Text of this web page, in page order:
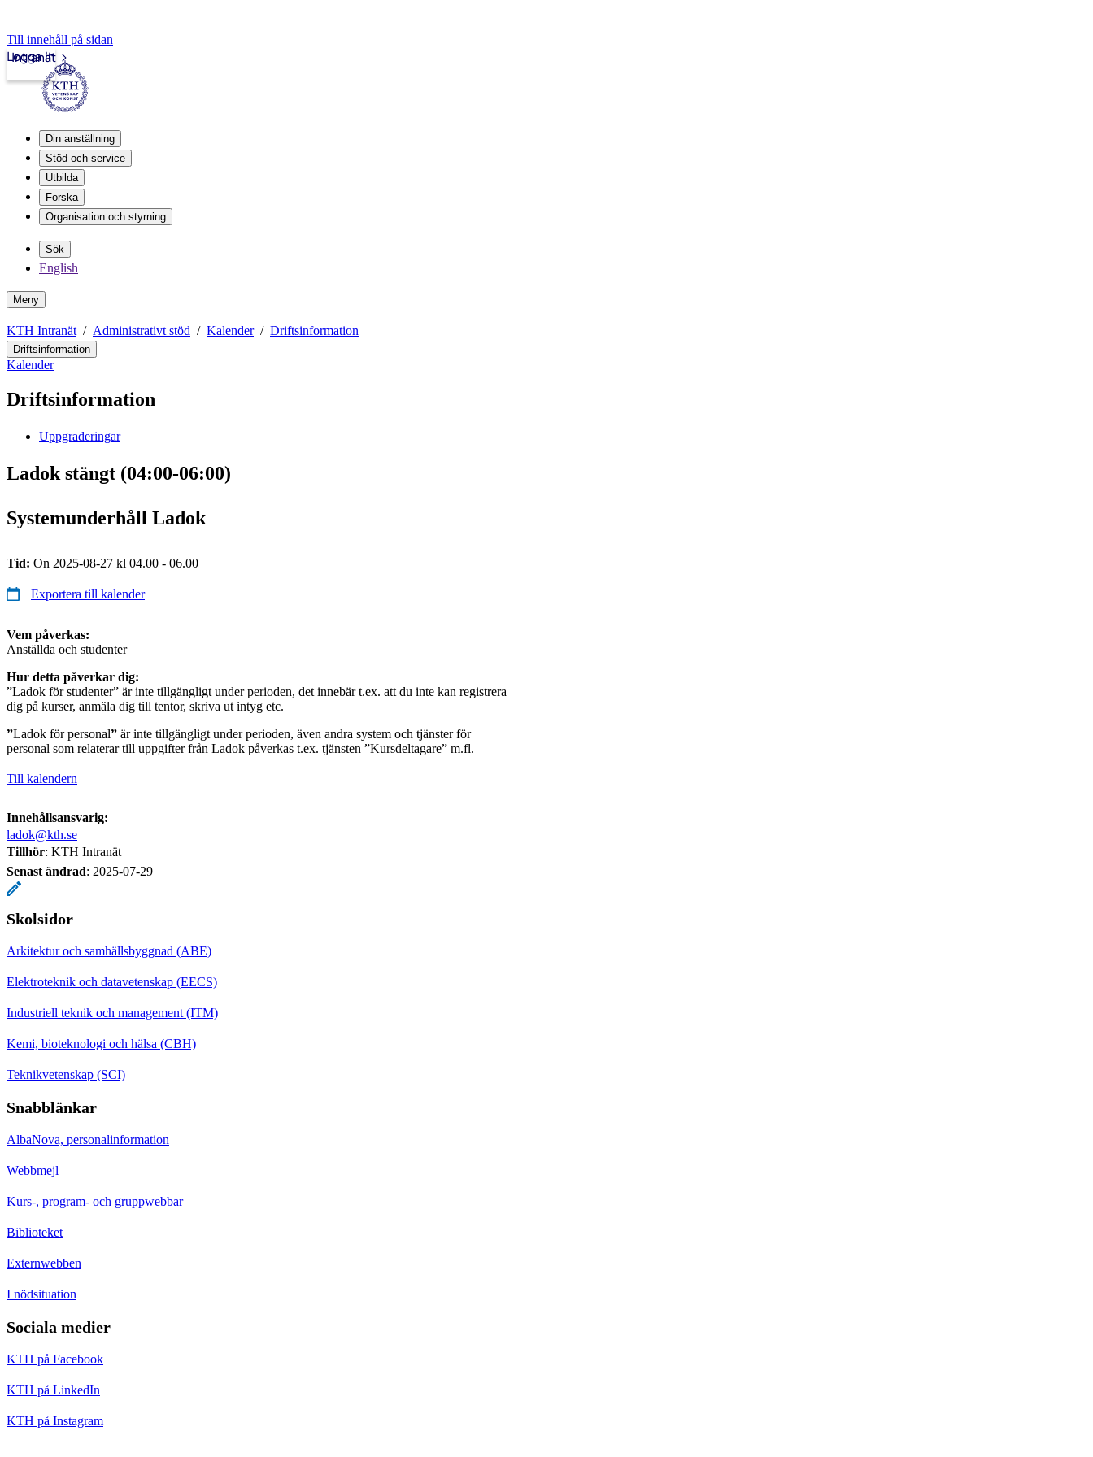
Till innehåll på sidan
Intranät
Logga in
Din anställning
Stöd och service
Utbilda
Forska
Organisation och styrning
Sök
English
Meny
KTH Intranät Administrativt stöd Kalender Driftsinformation
Driftsinformation
Kalender
Driftsinformation
Uppgraderingar
Ladok stängt (04:00-06:00)
Systemunderhåll Ladok
Tid: On 2025-08-27 kl 04.00 - 06.00
Exportera till kalender
Vem påverkas:
Anställda och studenter
Hur detta påverkar dig:
”Ladok för studenter” är inte tillgängligt under perioden, det innebär t.ex. att du inte kan registrera
dig på kurser, anmäla dig till tentor, skriva ut intyg etc.
”Ladok för personal” är inte tillgängligt under perioden, även andra system och tjänster för
personal som relaterar till uppgifter från Ladok påverkas t.ex. tjänsten ”Kursdeltagare” m.fl.
Till kalendern
Innehållsansvarig:
ladok@kth.se
Tillhör: KTH Intranät
Senast ändrad: 2025-07-29
Skolsidor
Arkitektur och samhällsbyggnad (ABE)
Elektroteknik och datavetenskap (EECS)
Industriell teknik och management (ITM)
Kemi, bioteknologi och hälsa (CBH)
Teknikvetenskap (SCI)
Snabblänkar
AlbaNova, personalinformation
Webbmejl
Kurs-, program- och gruppwebbar
Biblioteket
Externwebben
I nödsituation
Sociala medier
KTH på Facebook
KTH på LinkedIn
KTH på Instagram